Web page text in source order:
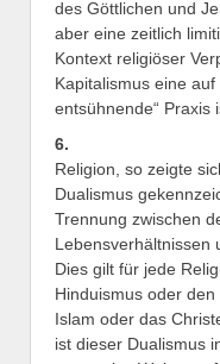
des Göttlichen und
aber eine zeitlich
Kontext religiöser
Kapitalismus eine
entsühnende“ Praxis
6.
Religion, so zeigte
Dualismus
Trennung zwischen
Lebensverhältnissen
Dies gilt für jede
Hinduismus oder
Islam oder das
ist dieser Dualismus